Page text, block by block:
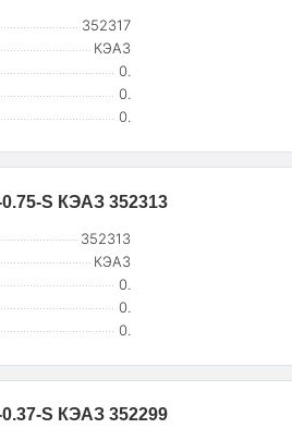
352317
КЭАЗ
0.
0.
0.
S КЭАЗ 352313
352313
КЭАЗ
0.
0.
0.
S КЭАЗ 352299